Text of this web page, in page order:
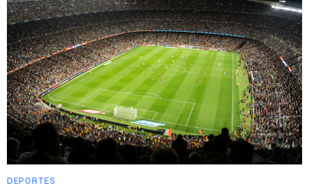
DEPORTES